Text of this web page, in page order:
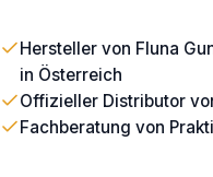
Hersteller von Fluna
in Österreich
Offizieller Distributor
Fachberatung von